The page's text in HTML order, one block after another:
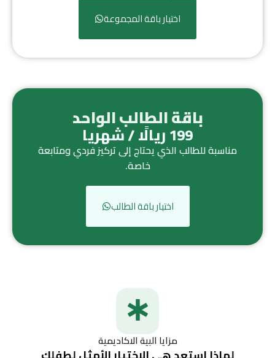
اختيار باقة المجموعة
باقة الطالب الواحد
199 ريالًا / شهريا
مناسبة للطالب الذي يحتاج إلى تركيز فردي ومتابعة
خاصة.
اختيار باقة الطالب
مزايا البية الاكاديمية